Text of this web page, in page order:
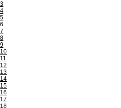
3
4
5
6
7
8
9
10
11
12
13
14
15
16
17
18